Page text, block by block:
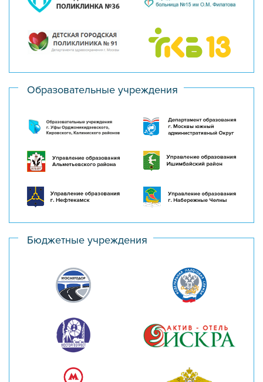
Образовательные учреждения
Бюджетные учреждения